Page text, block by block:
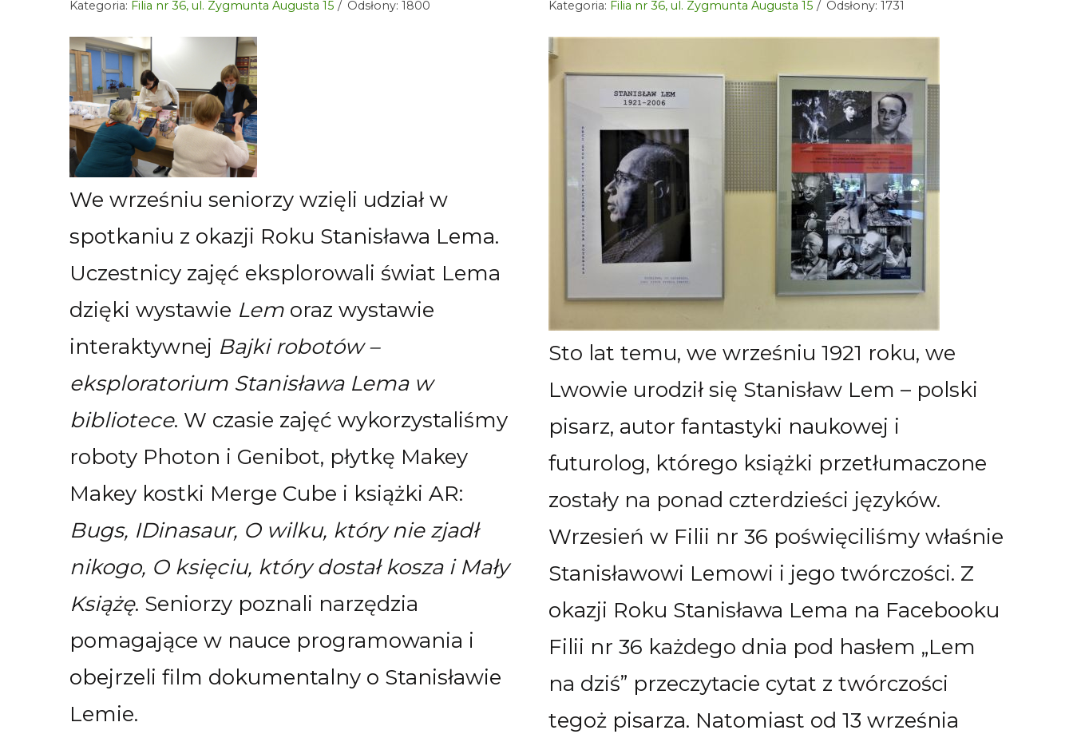
Kategoria: Filia nr 36, ul. Zygmunta Augusta 15 Odsłony: 1800
We wrześniu seniorzy wzięli udział w
spotkaniu z okazji Roku Stanisława Lema.
Uczestnicy zajęć eksplorowali świat Lema
dzięki wystawie Lem oraz wystawie
interaktywnej Bajki robotów –
eksploratorium Stanisława Lema w
bibliotece. W czasie zajęć wykorzystaliśmy
roboty Photon i Genibot, płytkę Makey
Makey kostki Merge Cube i książki AR:
Bugs, IDinasaur, O wilku, który nie zjadł
nikogo, O księciu, który dostał kosza i Mały
Książę. Seniorzy poznali narzędzia
pomagające w nauce programowania i
obejrzeli film dokumentalny o Stanisławie
Lemie.
Kategoria: Filia nr 36, ul. Zygmunta Augusta 15 Odsłony: 1731
Sto lat temu, we wrześniu 1921 roku, we
Lwowie urodził się Stanisław Lem – polski
pisarz, autor fantastyki naukowej i
futurolog, którego książki przetłumaczone
zostały na ponad czterdzieści języków.
Wrzesień w Filii nr 36 poświęciliśmy właśnie
Stanisławowi Lemowi i jego twórczości. Z
okazji Roku Stanisława Lema na Facebooku
Filii nr 36 każdego dnia pod hasłem „Lem
na dziś” przeczytacie cytat z twórczości
tegoż pisarza. Natomiast od 13 września